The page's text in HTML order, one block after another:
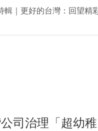
輯｜更好的台灣：回望精
司治理「超幼